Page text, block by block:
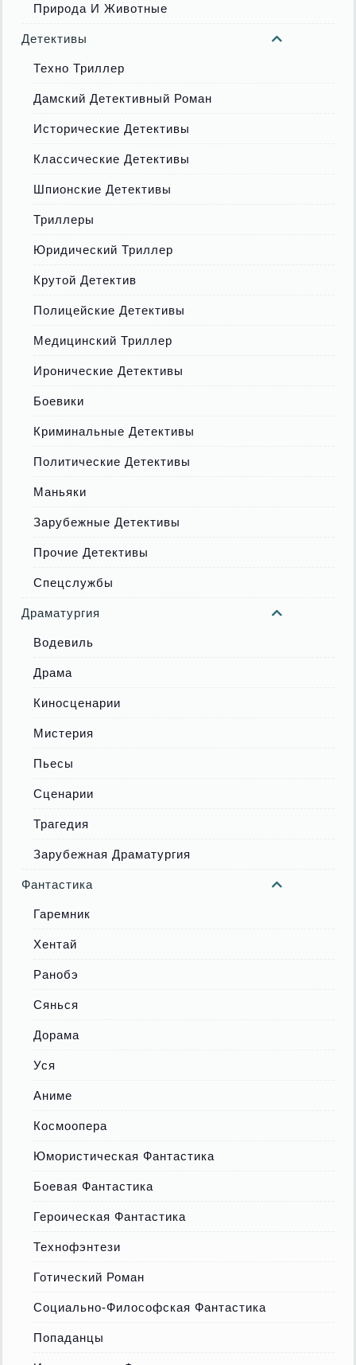
Природа И Животные
Детективы
Техно Триллер
Дамский Детективный Роман
Исторические Детективы
Классические Детективы
Шпионские Детективы
Триллеры
Юридический Триллер
Крутой Детектив
Полицейские Детективы
Медицинский Триллер
Иронические Детективы
Боевики
Криминальные Детективы
Политические Детективы
Маньяки
Зарубежные Детективы
Прочие Детективы
Спецслужбы
Драматургия
Водевиль
Драма
Киносценарии
Мистерия
Пьесы
Сценарии
Трагедия
Зарубежная Драматургия
Фантастика
Гаремник
Хентай
Ранобэ
Сянься
Дорама
Уся
Аниме
Космоопера
Юмористическая Фантастика
Боевая Фантастика
Героическая Фантастика
Технофэнтези
Готический Роман
Социально-Философская Фантастика
Попаданцы